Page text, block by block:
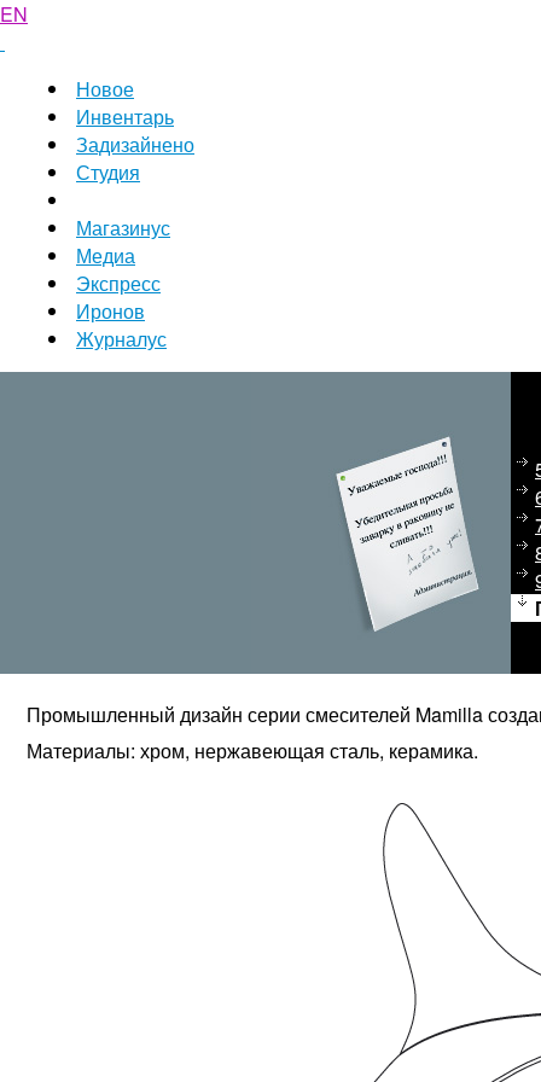
EN
Новое
Инвентарь
Задизайнено
Студия
Магазинус
Медиа
Экспресс
Иронов
Журналус
Промышленный дизайн серии смесителей Mamilla
Материалы: хром, нержавеющая сталь, керамика.